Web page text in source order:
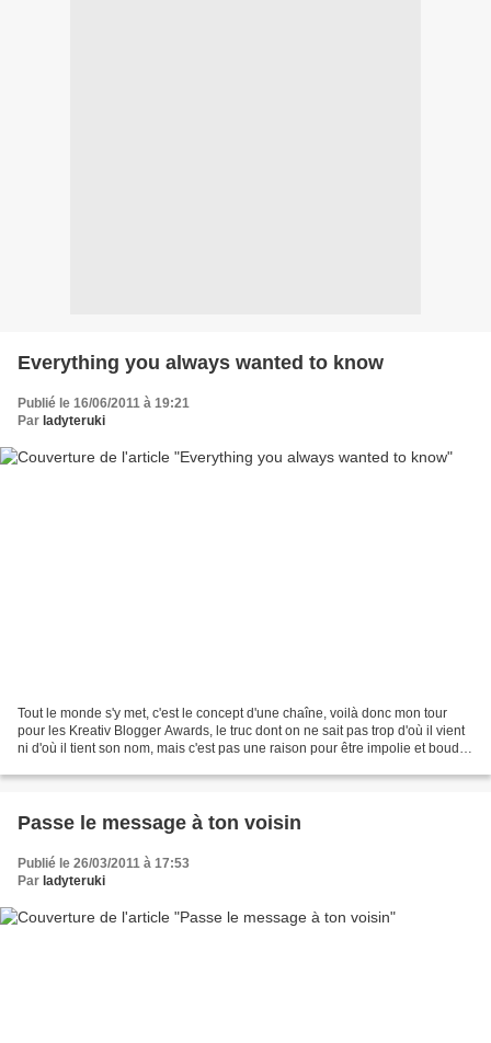
Everything you always wanted to know
Publié le 16/06/2011 à 19:21
Par ladyteruki
Tout le monde s'y met, c'est le concept d'une chaîne, voilà donc mon tour
pour les Kreativ Blogger Awards, le truc dont on ne sait pas trop d'où il vient
ni d'où il tient son nom, mais c'est pas une raison pour être impolie et bouder,
Passe le message à ton voisin
Publié le 26/03/2011 à 17:53
Par ladyteruki